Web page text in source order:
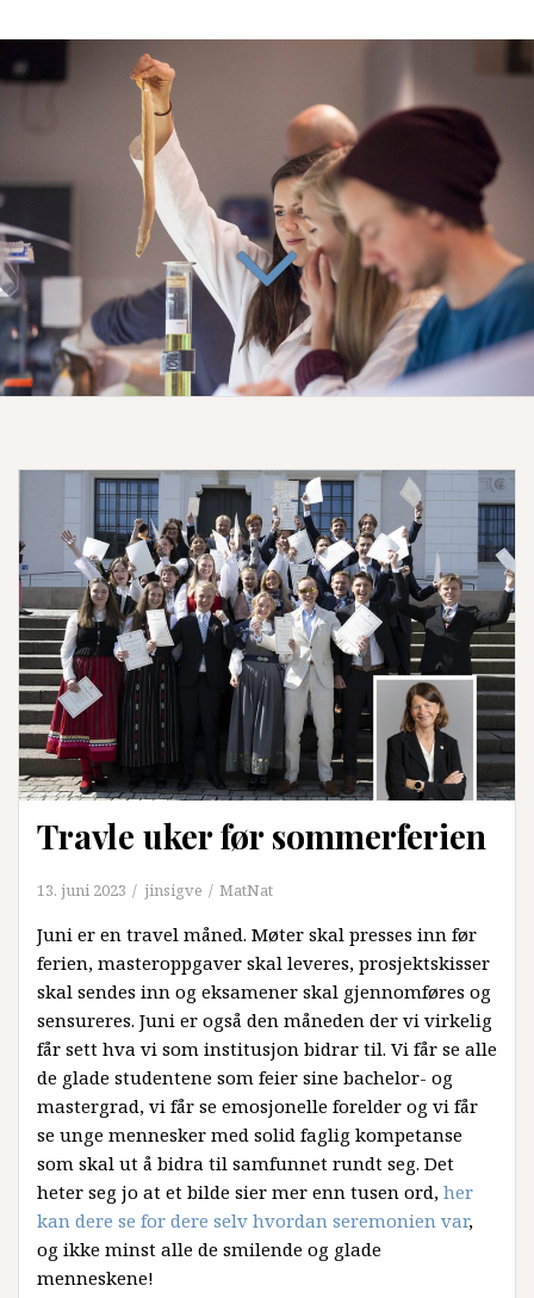
Travle uker før sommerferien
13. juni 2023 jinsigve MatNat
Juni er en travel måned. Møter skal presses inn før
ferien, masteroppgaver skal leveres, prosjektskisser
skal sendes inn og eksamener skal gjennomføres og
sensureres. Juni er også den måneden der vi virkelig
får sett hva vi som institusjon bidrar til. Vi får se alle
de glade studentene som feier sine bachelor- og
mastergrad, vi får se emosjonelle forelder og vi får
se unge mennesker med solid faglig kompetanse
som skal ut å bidra til samfunnet rundt seg. Det
heter seg jo at et bilde sier mer enn tusen ord, her
kan dere se for dere selv hvordan seremonien var,
og ikke minst alle de smilende og glade
menneskene!